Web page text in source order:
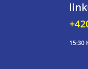
15:30